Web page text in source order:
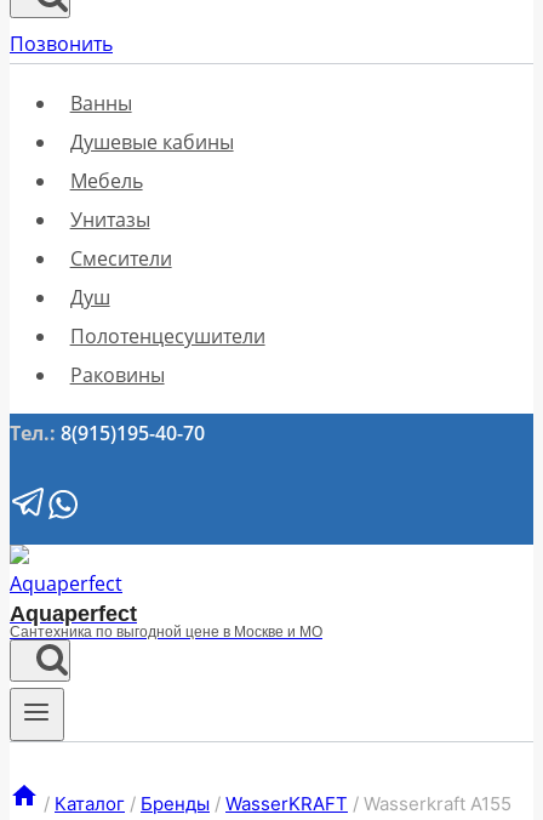
Позвонить
Ванны
Душевые кабины
Мебель
Унитазы
Смесители
Душ
Полотенцесушители
Раковины
Тел.: 8(915)195-40-70
Aquaperfect
Сантехника по выгодной цене в Москве и МО
/ Каталог / Бренды / WasserKRAFT / Wasserkraft A155